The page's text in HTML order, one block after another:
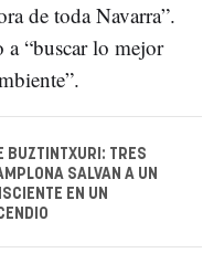
de toda Navarra”.
a “buscar lo mejor
BUZTINTXURI: TRES
SALVAN A UN
EN UN